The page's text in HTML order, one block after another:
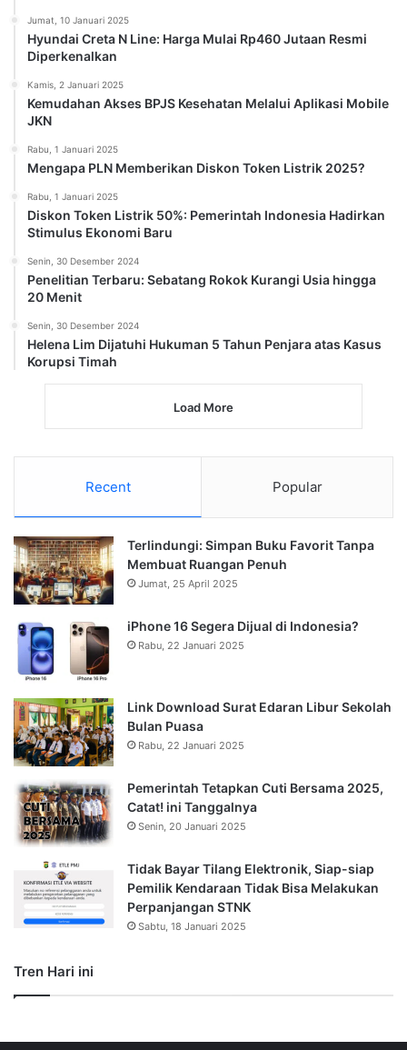
Jumat, 10 Januari 2025
Hyundai Creta N Line: Harga Mulai Rp460 Jutaan Resmi
Diperkenalkan
Kamis, 2 Januari 2025
Kemudahan Akses BPJS Kesehatan Melalui Aplikasi Mobile
JKN
Rabu, 1 Januari 2025
Mengapa PLN Memberikan Diskon Token Listrik 2025?
Rabu, 1 Januari 2025
Diskon Token Listrik 50%: Pemerintah Indonesia Hadirkan
Stimulus Ekonomi Baru
Senin, 30 Desember 2024
Penelitian Terbaru: Sebatang Rokok Kurangi Usia hingga
20 Menit
Senin, 30 Desember 2024
Helena Lim Dijatuhi Hukuman 5 Tahun Penjara atas Kasus
Korupsi Timah
Load More
Recent Popular
Terlindungi: Simpan Buku Favorit Tanpa
Membuat Ruangan Penuh
Jumat, 25 April 2025
iPhone 16 Segera Dijual di Indonesia?
Rabu, 22 Januari 2025
Link Download Surat Edaran Libur Sekolah
Bulan Puasa
Rabu, 22 Januari 2025
Pemerintah Tetapkan Cuti Bersama 2025,
Catat! ini Tanggalnya
Senin, 20 Januari 2025
Tidak Bayar Tilang Elektronik, Siap-siap
Pemilik Kendaraan Tidak Bisa Melakukan
Perpanjangan STNK
Sabtu, 18 Januari 2025
Tren Hari ini